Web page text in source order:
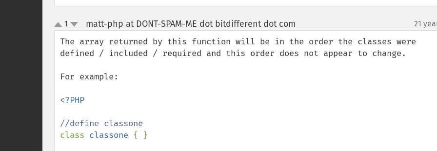
up
down
1 matt-php at DONT-SPAM-ME dot bitdifferent dot com 21
The array returned by this function will be in the order the classes were
defined / included / required and this order does not appear to change.
For example:
<?PHP
class classone { }